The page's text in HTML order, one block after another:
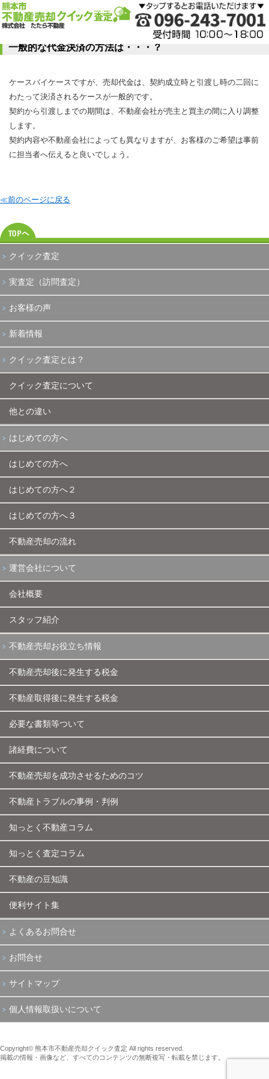
一般的な代金決済の方法は・・・？
ケースバイケースですが、売却代金は、契約成立時と引渡し時の二回に
わたって決済されるケースが一般的です。
契約から引渡しまでの期間は、不動産会社が売主と買主の間に入り調整
します。
契約内容や不動産会社によっても異なりますが、お客様のご希望は事前
に担当者へ伝えると良いでしょう。
≪前のページに戻る
クイック査定
実査定（訪問査定）
お客様の声
新着情報
クイック査定とは？
クイック査定について
他との違い
はじめての方へ
はじめての方へ
はじめての方へ２
はじめての方へ３
不動産売却の流れ
運営会社について
会社概要
スタッフ紹介
不動産売却お役立ち情報
不動産売却後に発生する税金
不動産取得後に発生する税金
必要な書類等ついて
諸経費について
不動産売却を成功させるためのコツ
不動産トラブルの事例・判例
知っとく不動産コラム
知っとく査定コラム
不動産の豆知識
便利サイト集
よくあるお問合せ
お問合せ
サイトマップ
個人情報取扱いについて
Copyright© 熊本市不動産売却クイック査定 All rights reserved.
掲載の情報・画像など、すべてのコンテンツの無断複写・転載を禁じます。